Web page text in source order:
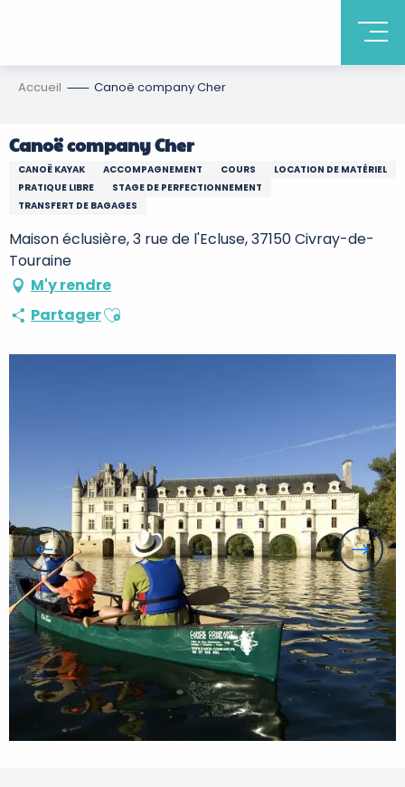
Accueil Canoë company Cher
Canoë company Cher
CANOË KAYAK ACCOMPAGNEMENT COURS
LOCATION DE MATÉRIEL
PRATIQUE LIBRE
STAGE DE PERFECTIONNEMENT
TRANSFERT DE BAGAGES
Maison éclusière, 3 rue de l'Ecluse, 37150 Civray-de-
Touraine
M'y rendre
PartagerAjouter aux favoris